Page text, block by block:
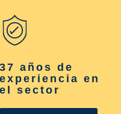
37 años de
experiencia en
el sector